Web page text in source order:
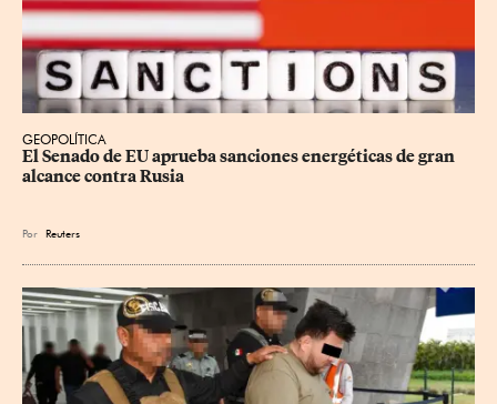
GEOPOLÍTICA
El Senado de EU aprueba sanciones energéticas de gran
alcance contra Rusia
Por Reuters